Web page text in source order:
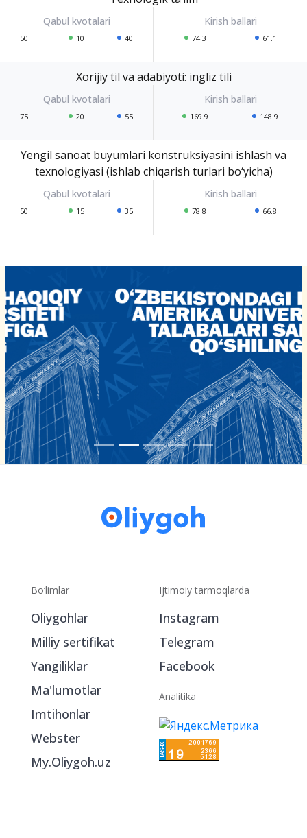
50 10 40 74.3 61.1
Xorijiy til va adabiyoti: ingliz tili
75 20 55 169.9 148.9
Yengil sanoat buyumlari konstruksiyasini ishlash va
texnologiyasi (ishlab chiqarish turlari bo‘yicha)
50 15 35 78.8 66.8
Bo‘limlar
Oliygohlar
Milliy sertifikat
Yangiliklar
Ma'lumotlar
Imtihonlar
Webster
My.Oliygoh.uz
Ijtimoiy tarmoqlarda
Instagram
Telegram
Facebook
Analitika